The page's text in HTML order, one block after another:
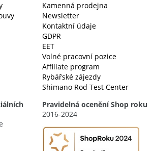
Kamenná prodejna
Newsletter
Kontaktní údaje
GDPR
EET
Volné pracovní pozice
Affiliate program
Rybářské zájezdy
Shimano Rod Test Center
Pravidelná ocenění Shop roku
2016-2024